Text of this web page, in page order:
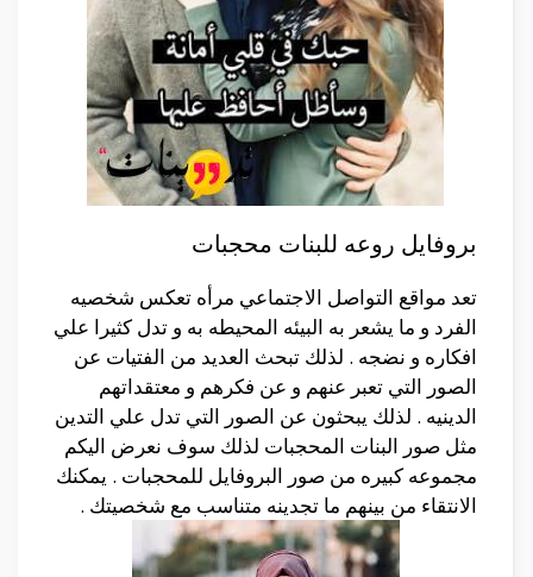
بروفايل روعه للبنات محجبات
تعد مواقع التواصل الاجتماعي مرأه تعكس شخصيه
الفرد و ما يشعر به البيئه المحيطه به و تدل كثيرا علي
افكاره و نضجه . لذلك تبحث العديد من الفتيات عن
الصور التي تعبر عنهم و عن فكرهم و معتقداتهم
الدينيه . لذلك يبحثون عن الصور التي تدل علي التدين
مثل صور البنات المحجبات لذلك سوف نعرض اليكم
مجموعه كبيره من صور البروفايل للمحجبات . يمكنك
الانتقاء من بينهم ما تجدينه متناسب مع شخصيتك .